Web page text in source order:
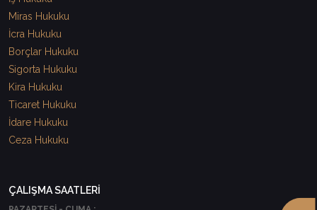
Miras Hukuku
İcra Hukuku
Borçlar Hukuku
Sigorta Hukuku
Kira Hukuku
Ticaret Hukuku
İdare Hukuku
Ceza Hukuku
ÇALIŞMA SAATLERİ